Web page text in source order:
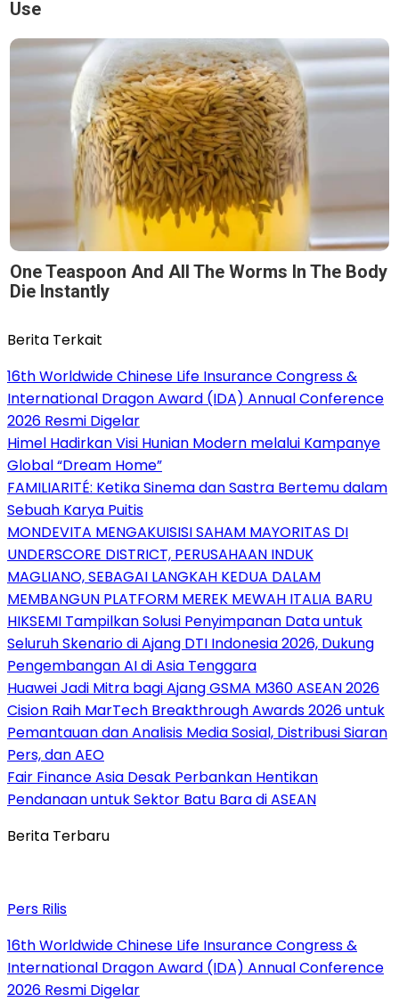
Use
One Teaspoon And All The Worms In The Body
Die Instantly
Berita Terkait
16th Worldwide Chinese Life Insurance Congress &
International Dragon Award (IDA) Annual Conference
2026 Resmi Digelar
Himel Hadirkan Visi Hunian Modern melalui Kampanye
Global “Dream Home”
FAMILIARITÉ: Ketika Sinema dan Sastra Bertemu dalam
Sebuah Karya Puitis
MONDEVITA MENGAKUISISI SAHAM MAYORITAS DI
UNDERSCORE DISTRICT, PERUSAHAAN INDUK
MAGLIANO, SEBAGAI LANGKAH KEDUA DALAM
MEMBANGUN PLATFORM MEREK MEWAH ITALIA BARU
HIKSEMI Tampilkan Solusi Penyimpanan Data untuk
Seluruh Skenario di Ajang DTI Indonesia 2026, Dukung
Pengembangan AI di Asia Tenggara
Huawei Jadi Mitra bagi Ajang GSMA M360 ASEAN 2026
Cision Raih MarTech Breakthrough Awards 2026 untuk
Pemantauan dan Analisis Media Sosial, Distribusi Siaran
Pers, dan AEO
Fair Finance Asia Desak Perbankan Hentikan
Pendanaan untuk Sektor Batu Bara di ASEAN
Berita Terbaru
Pers Rilis
16th Worldwide Chinese Life Insurance Congress &
International Dragon Award (IDA) Annual Conference
2026 Resmi Digelar